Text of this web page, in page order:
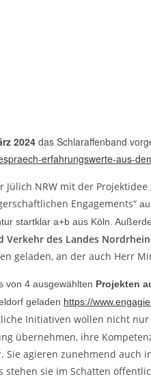
2024 das Schlaraffenband
erfahrungswerte-aus-
NRW mit der
Engagements“
startklar a+b aus Köln.
des Landes
geladen, an der auch Herr
von 4 ausgewählten Projekten
geladen https://
Initiativen wollen nicht
übernehmen, ihre
agieren zunehmend auch
stehen sie im Schatten